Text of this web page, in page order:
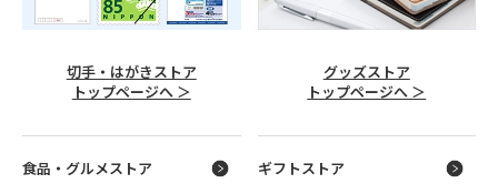
切手・はがきストア
トップページへ ＞
グッズストア
トップページへ ＞
食品・グルメストア ギフトストア